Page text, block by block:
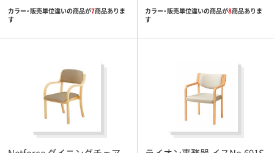
カラー・販売単位違いの商品が7商品ありま
す
カラー・販売単位違いの商品が8商品ありま
す